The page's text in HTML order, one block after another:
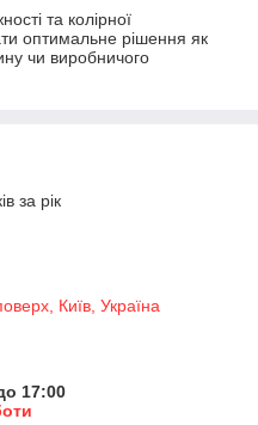
та колірної
оптимальне рішення як
чи виробничого
за рік
Київ, Україна
17:00